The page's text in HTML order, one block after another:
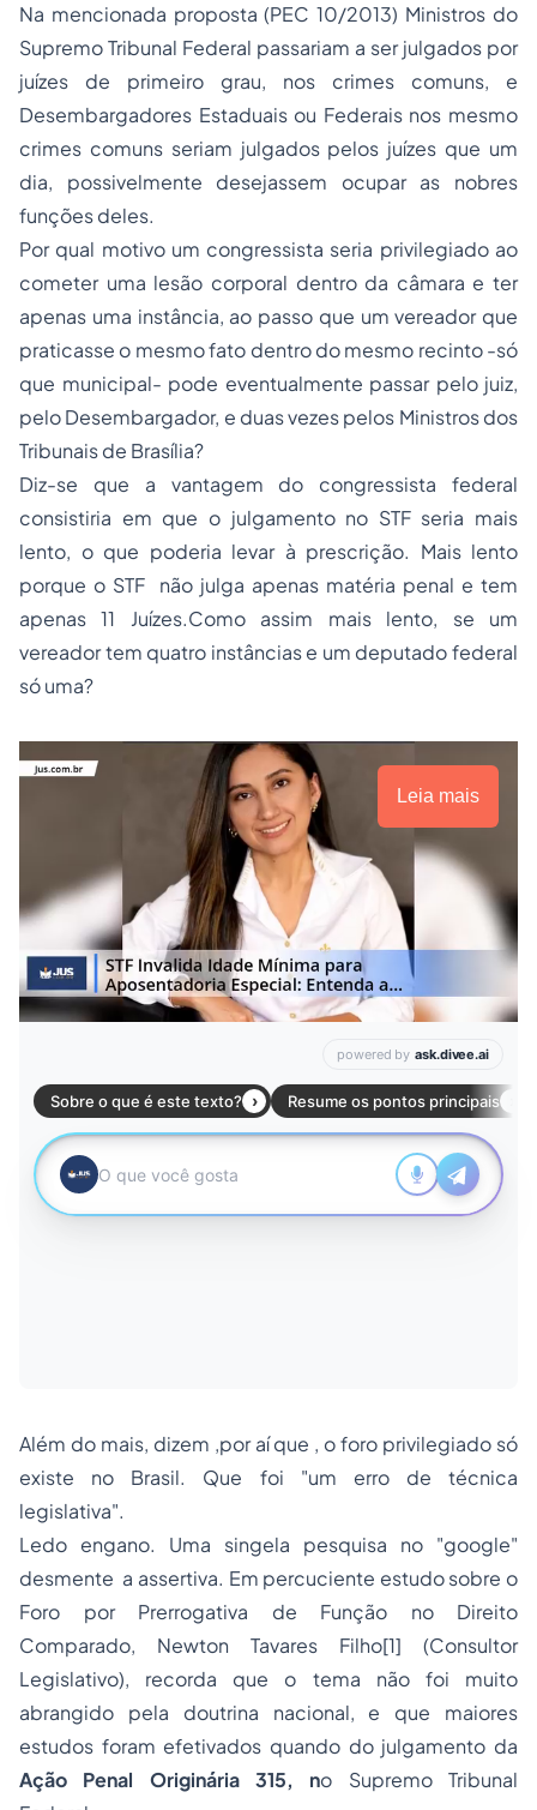
Na mencionada proposta (PEC 10/2013) Ministros do
Supremo Tribunal Federal passariam a ser julgados por
juízes de primeiro grau, nos crimes comuns, e
Desembargadores Estaduais ou Federais nos mesmo
crimes comuns seriam julgados pelos juízes que um
dia, possivelmente desejassem ocupar as nobres
funções deles.
Por qual motivo um congressista seria privilegiado ao
cometer uma lesão corporal dentro da câmara e ter
apenas uma instância, ao passo que um vereador que
praticasse o mesmo fato dentro do mesmo recinto -só
que municipal- pode eventualmente passar pelo juiz,
pelo Desembargador, e duas vezes pelos Ministros dos
Tribunais de Brasília?
Diz-se que a vantagem do congressista federal
consistiria em que o julgamento no STF seria mais
lento, o que poderia levar à prescrição. Mais lento
porque o STF não julga apenas matéria penal e tem
apenas 11 Juízes.Como assim mais lento, se um
vereador tem quatro instâncias e um deputado federal
só uma?
Leia mais
Além do mais, dizem ,por aí que , o foro privilegiado só
existe no Brasil. Que foi "um erro de técnica
legislativa".
Ledo engano. Uma singela pesquisa no "google"
desmente a assertiva. Em percuciente estudo sobre o
Foro por Prerrogativa de Função no Direito
Comparado, Newton Tavares Filho[1] (Consultor
Legislativo), recorda que o tema não foi muito
abrangido pela doutrina nacional, e que maiores
estudos foram efetivados quando do julgamento da
Ação Penal Originária 315, no Supremo Tribunal